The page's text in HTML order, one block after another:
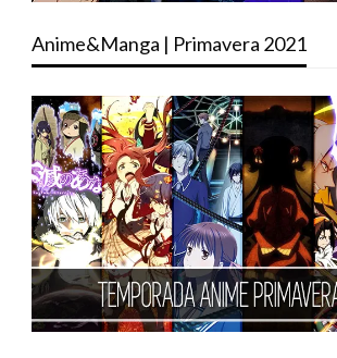
Anime&Manga | Primavera 2021